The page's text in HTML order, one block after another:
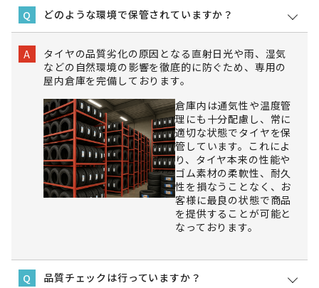
Q どのような環境で保管されていますか？
A
タイヤの品質劣化の原因となる直射日光や雨、湿気
などの自然環境の影響を徹底的に防ぐため、専用の
屋内倉庫を完備しております。
倉庫内は通気性や温度管
理にも十分配慮し、常に
適切な状態でタイヤを保
管しています。これによ
り、タイヤ本来の性能や
ゴム素材の柔軟性、耐久
性を損なうことなく、お
客様に最良の状態で商品
を提供することが可能と
なっております。
Q 品質チェックは行っていますか？